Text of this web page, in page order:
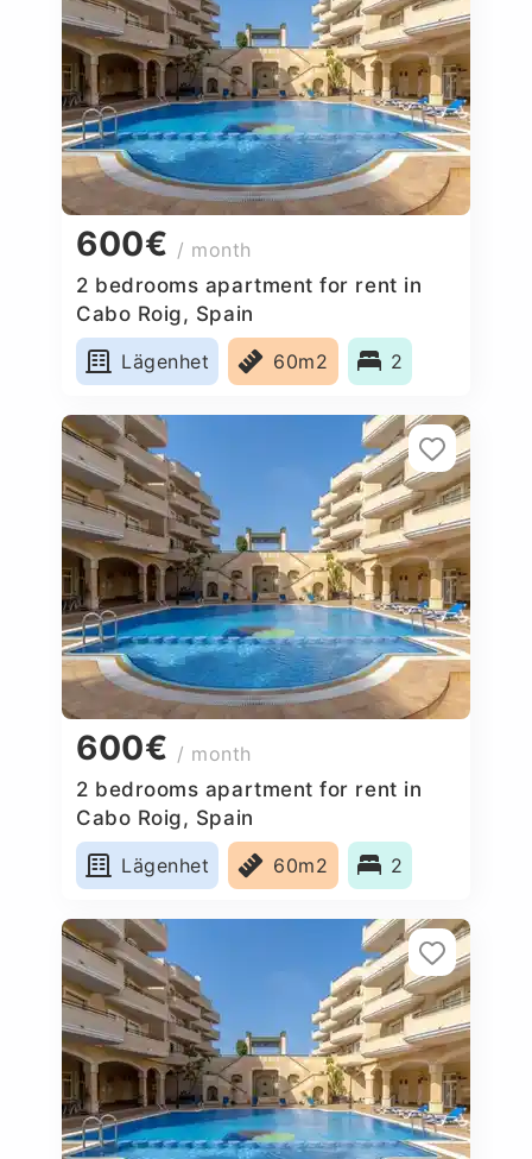
600€ / month
2 bedrooms apartment for rent in
Cabo Roig, Spain
Lägenhet
60m2 2
600€ / month
2 bedrooms apartment for rent in
Cabo Roig, Spain
Lägenhet
60m2 2